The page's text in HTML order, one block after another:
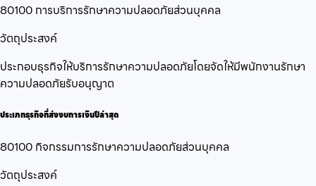
80100 การบริการรักษาความปลอดภัยส่วนบุคคล
วัตถุประสงค์
ประกอบธุรกิจให้บริการรักษาความปลอดภัยโดยจัดให้มีพนักงานรักษา
ความปลอดภัยรับอนุญาต
ประเภทธุรกิจที่ส่งงบการเงินปีล่าสุด
80100 กิจกรรมการรักษาความปลอดภัยส่วนบุคคล
วัตถุประสงค์